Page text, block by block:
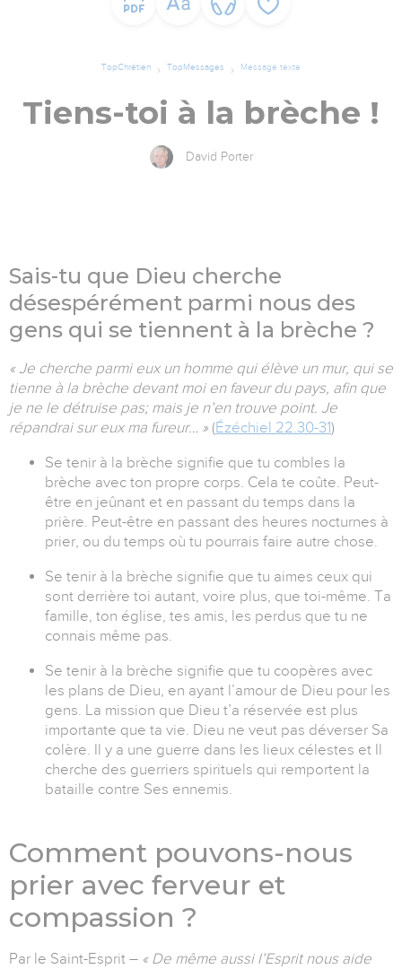
TopChrétien TopMessages Message texte
Tiens-toi à la brèche !
David Porter
Sais-tu que Dieu cherche
désespérément parmi nous des
gens qui se tiennent à la brèche ?
« Je cherche parmi eux un homme qui élève un mur, qui se
tienne à la brèche devant moi en faveur du pays, afin que
je ne le détruise pas; mais je n’en trouve point. Je
répandrai sur eux ma fureur… » (Ézéchiel 22.30-31)
Se tenir à la brèche signifie que tu combles la
brèche avec ton propre corps. Cela te coûte. Peut-
être en jeûnant et en passant du temps dans la
prière. Peut-être en passant des heures nocturnes à
prier, ou du temps où tu pourrais faire autre chose.
Se tenir à la brèche signifie que tu aimes ceux qui
sont derrière toi autant, voire plus, que toi-même. Ta
famille, ton église, tes amis, les perdus que tu ne
connais même pas.
Se tenir à la brèche signifie que tu coopères avec
les plans de Dieu, en ayant l’amour de Dieu pour les
gens. La mission que Dieu t’a réservée est plus
importante que ta vie. Dieu ne veut pas déverser Sa
colère. Il y a une guerre dans les lieux célestes et Il
cherche des guerriers spirituels qui remportent la
bataille contre Ses ennemis.
Comment pouvons-nous
prier avec ferveur et
compassion ?
Par le Saint-Esprit – « De même aussi l’Esprit nous aide